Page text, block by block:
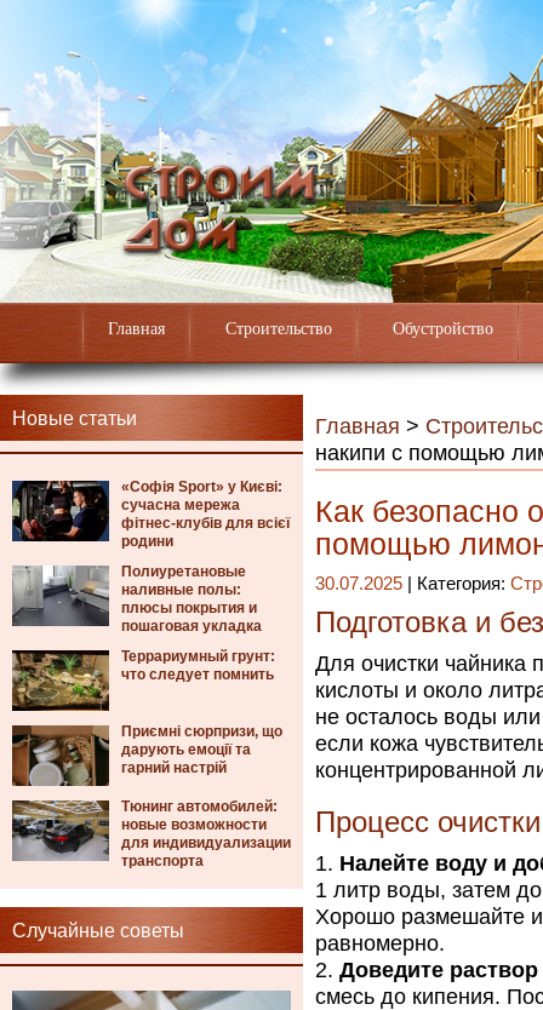
Главная Строительство Обустройство
Новые статьи
«Софія Sport» у Києві:
сучасна мережа
фітнес-клубів для всієї
родини
Полиуретановые
наливные полы:
плюсы покрытия и
пошаговая укладка
Террариумный грунт:
что следует помнить
Приємні сюрпризи, що
дарують емоції та
гарний настрій
Тюнинг автомобилей:
новые возможности
для индивидуализации
транспорта
Случайные советы
Главная >
накипи с помощью
Как безопасно
помощью
30.07.2025 | Категория:
Подготовка и
Для очистки чайника
кислоты и около
не осталось воды
если кожа
концентрированной
Процесс очистки
Налейте воду и
1 литр воды, затем
Хорошо размешайте
равномерно.
Доведите
смесь до кипения.